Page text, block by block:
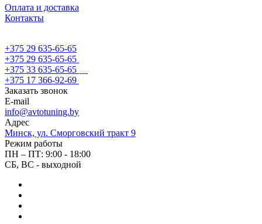
Оплата и доставка
Контакты
+375 29 635-65-65
+375 29 635-65-65
+375 33 635-65-65
+375 17 366-92-69
Заказать звонок
E-mail
info@avtotuning.by
Адрес
Минск, ул. Сморговский тракт 9
Режим работы
ПН – ПТ: 9:00 - 18:00
СБ, ВС - выходной